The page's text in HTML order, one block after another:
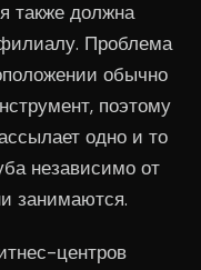
также должна
Проблема
обычно
поэтому
одно и то
независимо от
занимаются.
центров